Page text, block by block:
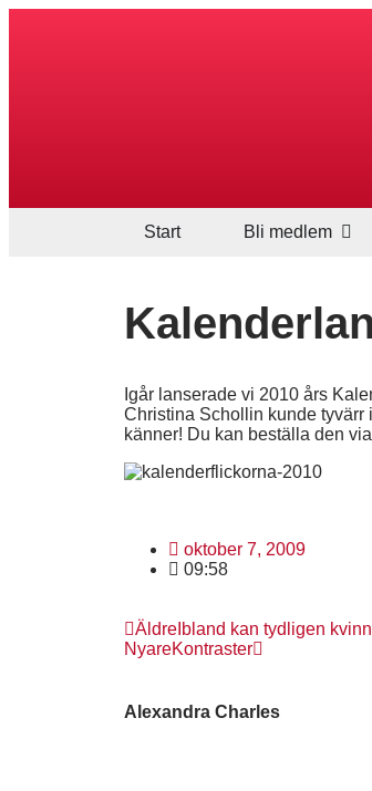
Start Bli medlem
Igår lanserade vi 2010 års
Christina Schollin kunde tyvärr
känner! Du kan beställa den via
oktober 7, 2009
09:58
Äldre Ibland kan tydligen
NyareKontraster
Alexandra Charles